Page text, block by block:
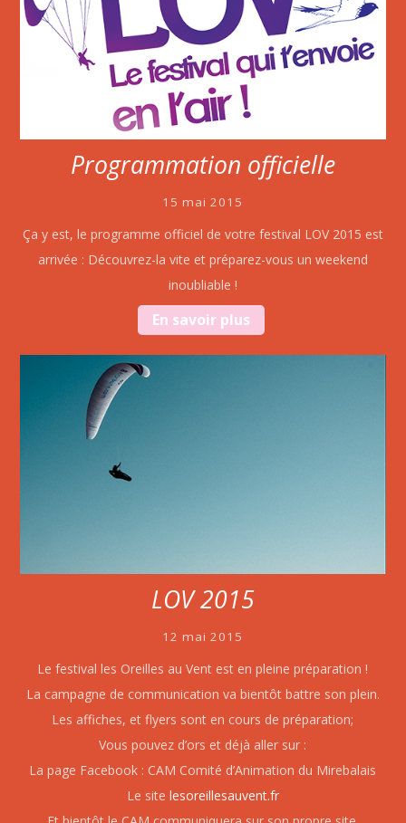
Programmation officielle
15 mai 2015
Ça y est, le programme officiel de votre festival LOV 2015 est
arrivée : Découvrez-la vite et préparez-vous un weekend
inoubliable !
En savoir plus
LOV 2015
12 mai 2015
Le festival les Oreilles au Vent est en pleine préparation !
La campagne de communication va bientôt battre son plein.
Les affiches, et flyers sont en cours de préparation;
Vous pouvez d’ors et déjà aller sur :
La page Facebook : CAM Comité d’Animation du Mirebalais
Le site lesoreillesauvent.fr